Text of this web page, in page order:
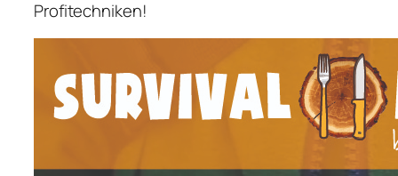
Profitechniken!